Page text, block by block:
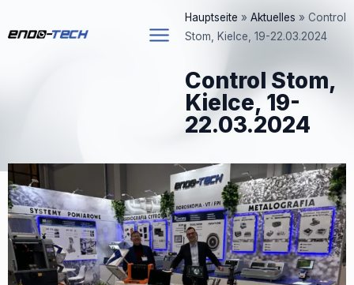
Inhalt
Hauptseite » Aktuelles » Control
Stom, Kielce, 19-22.03.2024
Control Stom,
Kielce, 19-
22.03.2024